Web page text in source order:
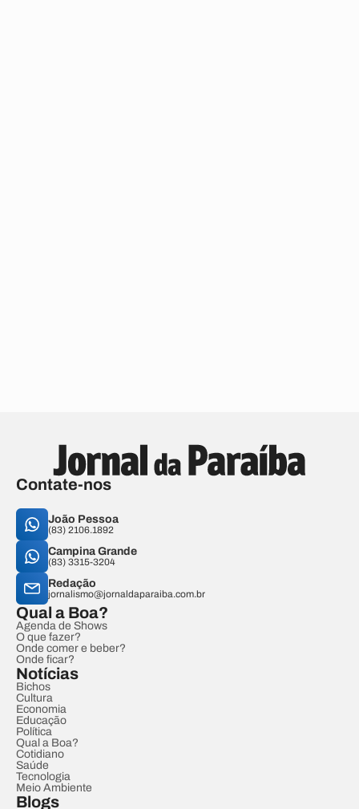
Contate-nos
João Pessoa
(83) 2106.1892
Campina Grande
(83) 3315-3204
Redação
jornalismo@jornaldaparaiba.com.br
Qual a Boa?
Agenda de Shows
O que fazer?
Onde comer e beber?
Onde ficar?
Notícias
Bichos
Cultura
Economia
Educação
Política
Qual a Boa?
Cotidiano
Saúde
Tecnologia
Meio Ambiente
Blogs